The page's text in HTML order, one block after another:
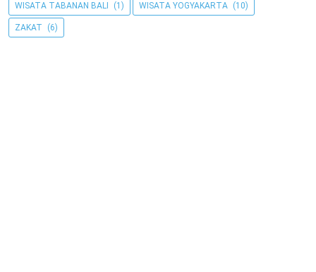
WISATA TABANAN BALI (1) WISATA YOGYAKARTA (10)
ZAKAT (6)